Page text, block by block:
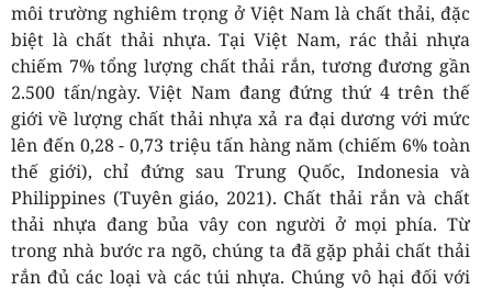
môi trường nghiêm trọng ở Việt Nam là chất thải, đặc
biệt là chất thải nhựa. Tại Việt Nam, rác thải nhựa
chiếm 7% tổng lượng chất thải rắn, tương đương gần
2.500 tấn/ngày. Việt Nam đang đứng thứ 4 trên thế
giới về lượng chất thải nhựa xả ra đại dương với mức
lên đến 0,28 - 0,73 triệu tấn hàng năm (chiếm 6% toàn
thế giới), chỉ đứng sau Trung Quốc, Indonesia và
Philippines (Tuyên giáo, 2021). Chất thải rắn và chất
thải nhựa đang bủa vây con người ở mọi phía. Từ
trong nhà bước ra ngõ, chúng ta đã gặp phải chất thải
rắn đủ các loại và các túi nhựa. Chúng vô hại đối với